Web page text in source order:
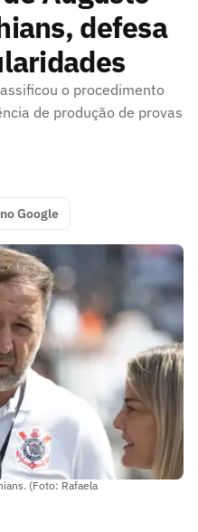
defesa
o procedimento
de produção de provas
Google
(Foto: Rafaela